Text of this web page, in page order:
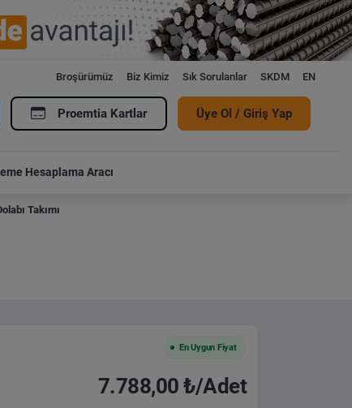
Broşürümüz Biz Kimiz Sık Sorulanlar SKDM EN
Proemtia Kartlar Üye Ol / Giriş Yap
Hesaplama Aracı
Takımı
En Uygun Fiyat
7.788,00 ₺/Adet